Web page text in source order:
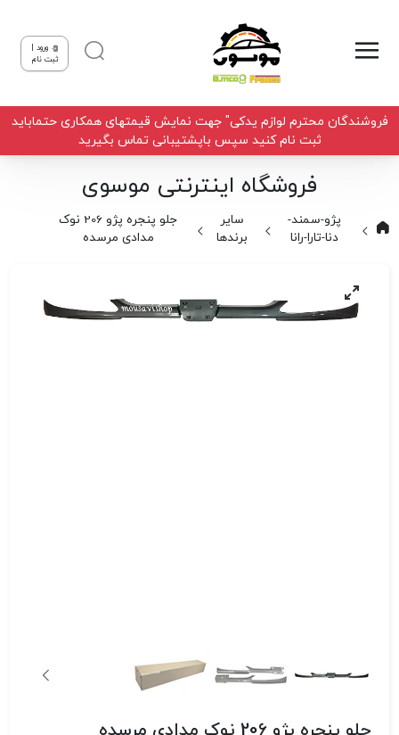
ورود |
ثبت نام
فروشندگان محترم لوازم یدکی" جهت نمایش قیمتهای همکاری حتماباید
ثبت نام کنید سپس باپشتیبانی تماس بگیرید
فروشگاه اینترنتی موسوی
پژو-سمند-
دنا-تارا-رانا
سایر
برندها
جلو پنجره پژو 206 نوک
مدادی مرسده